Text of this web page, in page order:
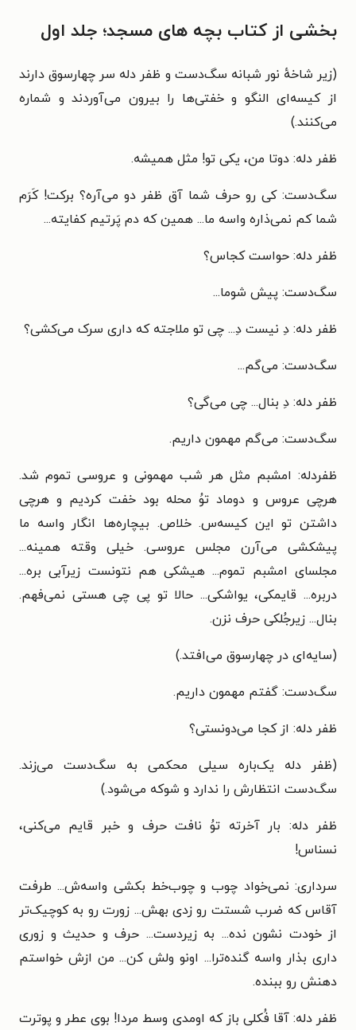
بخشی از کتاب بچه های مسجد؛ جلد اول
(زیر شاخهٔ نور شبانه سگ‌دست و ظفر دله سر چهارسوق دارند
از کیسه‌ای النگو و خفتی‌ها را بیرون می‌آوردند و شماره
می‌کنند.)
ظفر دله: دوتا من، یکی تو! مثل همیشه.
سگ‌دست: کی رو حرف شما آق ظفر دو می‌آره؟ برکت! کَرَم
شما کم نمی‌ذاره واسه ما... همین که دم پَرتیم کفایته...
ظفر دله: حواست کجاس؟
سگ‌دست: پیش شوما...
ظفر دله: دِ نیست دِ... چی تو ملاجته که داری سرک می‌کشی؟
سگ‌دست: می‌گم...
ظفر دله: دِ بنال... چی می‌گی؟
سگ‌دست: می‌گم مهمون داریم.
ظفردله: امشبم مثل هر شب مهمونی و عروسی تموم شد.
هرچی عروس و دوماد توُ محله بود خفت کردیم و هرچی
داشتن تو این کیسه‌س. خلاص. بیچاره‌ها انگار واسه ما
پیشکشی می‌آرن مجلس عروسی. خیلی وقته همینه...
مجلسای امشبم تموم... هیشکی هم نتونست زیرآبی بره...
دربره... قایمکی، یواشکی... حالا تو پی چی هستی نمی‌فهم.
بنال... زیرجُلکی حرف نزن.
(سایه‌ای در چهارسوق می‌افتد.)
سگ‌دست: گفتم مهمون داریم.
ظفر دله: از کجا می‌دونستی؟
(ظفر دله یک‌باره سیلی محکمی به سگ‌دست می‌زند.
سگ‌دست انتظارش را ندارد و شوکه می‌شود.)
ظفر دله: بار آخرته توُ نافت حرف و خبر قایم می‌کنی،
نسناس!
سرداری: نمی‌خواد چوب و چوب‌خط بکشی واسه‌ش... طرفت
آقاس که ضرب شستت رو زدی بهش... زورت رو به کوچیک‌تر
از خودت نشون نده... به زیردست... حرف و حدیث و زوری
داری بذار واسه گنده‌ترا... اونو ولش کن... من ازش خواستم
دهنش رو ببنده.
ظفر دله: آقا فُکلی باز که اومدی وسط مردا! بوی عطر و پوترت